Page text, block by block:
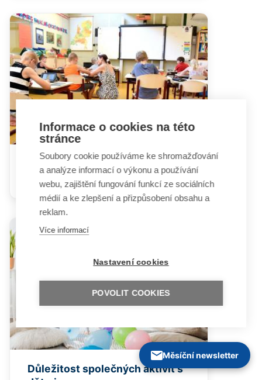
Dejte ho na speciální školu, tam
mu bude líp ...
Důležitost společných aktivit s
Měsíční newsletter
Informace o cookies na této
stránce
Soubory cookie používáme ke shromažďování
a analýze informací o výkonu a používání
webu, zajištění fungování funkcí ze sociálních
médií a ke zlepšení a přizpůsobení obsahu a
reklam.
Více informací
Nastavení cookies
POVOLIT COOKIES